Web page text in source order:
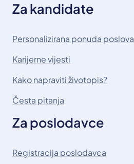
Za kandidate
Personalizirana ponuda poslova
Karijerne vijesti
Kako napraviti životopis?
Česta pitanja
Za poslodavce
Registracija poslodavca